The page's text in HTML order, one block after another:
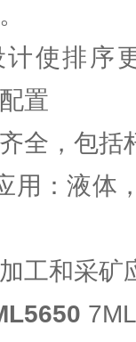
计使排序
置
全，包括
用：液体
工和采矿